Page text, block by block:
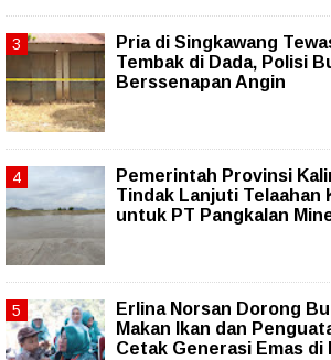
Pria di Singkawang
Tembak di Dada, Polisi
Berssenapan Angin
Pemerintah Provinsi
Tindak Lanjuti Telaahan
untuk PT Pangkalan
Erlina Norsan Dorong
Makan Ikan dan
Cetak Generasi Emas di